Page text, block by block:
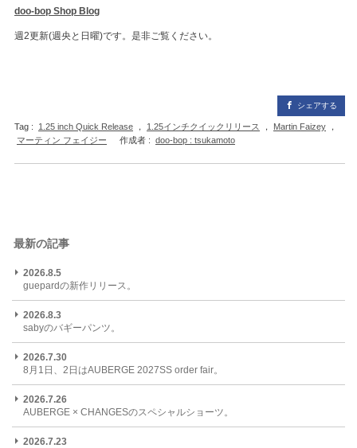
doo-bop Shop Blog
週2更新(週央と日曜)です。是非ご覧ください。
シェアする
Tag : 1.25 inch Quick Release ， 1.25インチクイックリリース ， Martin Faizey
，
マーティン フェイジー
作成者 : doo-bop : tsukamoto
最新の記事
2026.8.5
guepardの新作リリース。
2026.8.3
sabyのバギーパンツ。
2026.7.30
8月1日、2日はAUBERGE 2027SS order fair。
2026.7.26
AUBERGE × CHANGESのスペシャルショーツ。
2026.7.23